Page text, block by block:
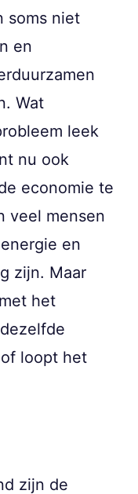
soms niet
en
Wat
leek
nu ook
economie te
veel mensen
en
zijn. Maar
het
loopt het
zijn de